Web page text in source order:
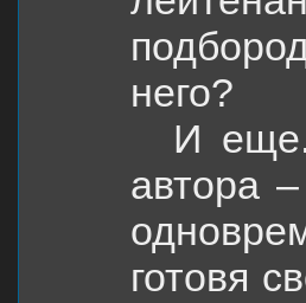
него?
И
автора –
готовя